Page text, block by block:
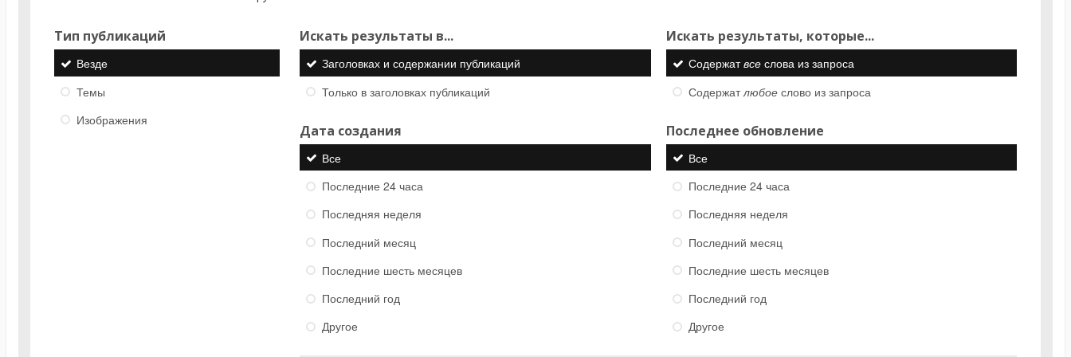
Тип публикаций
Везде
Темы
Изображения
Искать результаты в...
Заголовках и содержании публикаций
Только в заголовках публикаций
Искать результаты, которые...
Содержатвсеслова из запроса
Содержатлюбоеслово из запроса
Дата создания
Все
Последние 24 часа
Последняя неделя
Последний месяц
Последние шесть месяцев
Последний год
Другое
Последнее обновление
Все
Последние 24 часа
Последняя неделя
Последний месяц
Последние шесть месяцев
Последний год
Другое